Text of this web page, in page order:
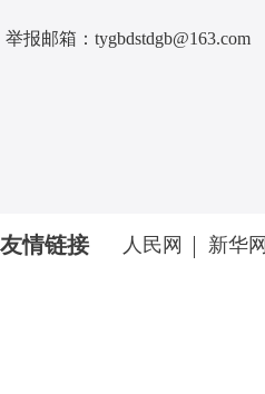
举报邮箱：tygbdstdgb@163.com
友情链接 人民网 新华网